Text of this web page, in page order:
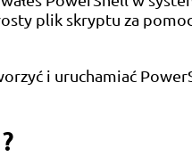
plik skryptu za
i uruchamiać